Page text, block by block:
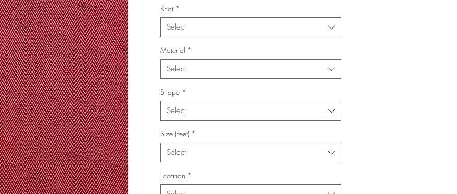
Knot *
Select
Material *
Select
Shape *
Select
Size (Feet) *
Select
Location *